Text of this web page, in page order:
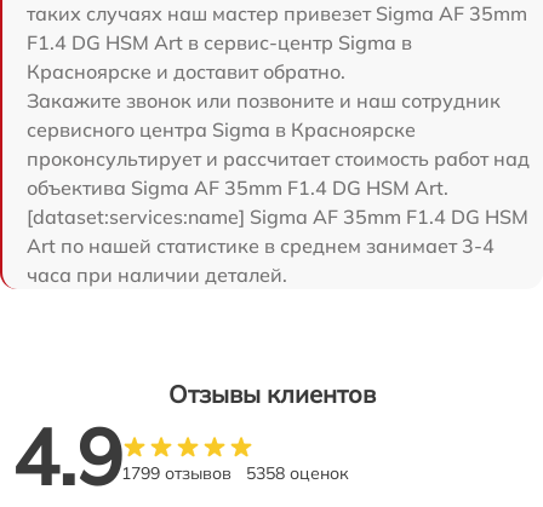
таких случаях наш мастер привезет Sigma AF 35mm
F1.4 DG HSM Art в сервис-центр Sigma в
Красноярске и доставит обратно.
Закажите звонок или позвоните и наш сотрудник
сервисного центра Sigma в Красноярске
проконсультирует и рассчитает стоимость работ над
объектива Sigma AF 35mm F1.4 DG HSM Art.
[dataset:services:name] Sigma AF 35mm F1.4 DG HSM
Art по нашей статистике в среднем занимает 3-4
часа при наличии деталей.
Отзывы клиентов
4.91799 отзывов 5358 оценок